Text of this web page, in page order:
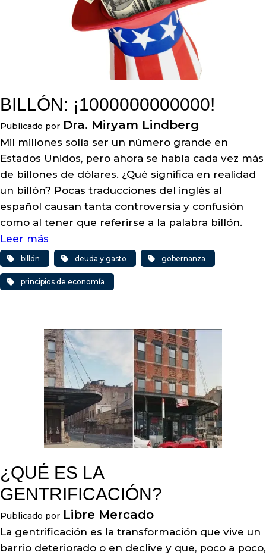
BILLÓN: ¡1000000000000!
Publicado por Dra. Miryam Lindberg
Mil millones solía ser un número grande en
Estados Unidos, pero ahora se habla cada vez más
de billones de dólares. ¿Qué significa en realidad
un billón? Pocas traducciones del inglés al
español causan tanta controversia y confusión
como al tener que referirse a la palabra billón.
Leer más
billón deuda y gasto gobernanza
principios de economía
¿QUÉ ES LA
GENTRIFICACIÓN?
Publicado por Libre Mercado
La gentrificación es la transformación que vive un
barrio deteriorado o en declive y que, poco a poco,